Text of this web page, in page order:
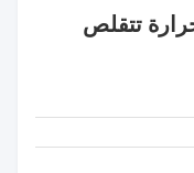
تتقلص